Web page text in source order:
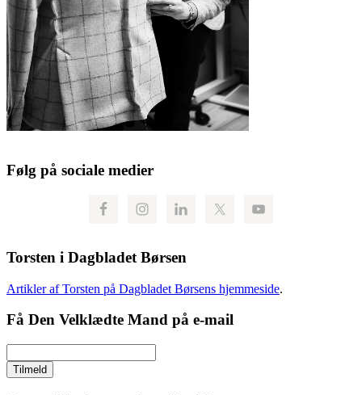
Følg på sociale medier
Torsten i Dagbladet Børsen
Artikler af Torsten på Dagbladet Børsens hjemmeside.
Få Den Velklædte Mand på e-mail